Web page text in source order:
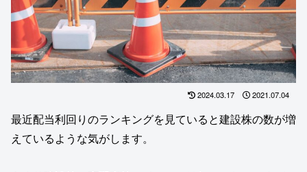
2024.03.17 2021.07.04
最近配当利回りのランキングを見ていると建設株の数が増
えているような気がします。